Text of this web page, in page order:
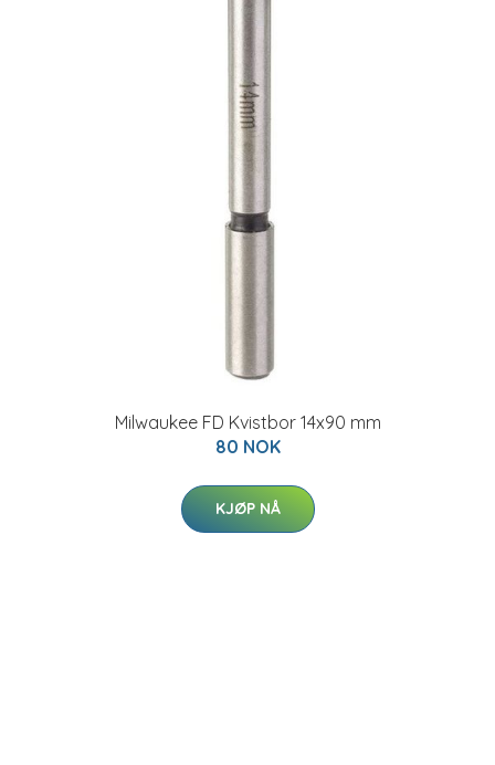
Milwaukee FD Kvistbor 14x90 mm
80 NOK
KJØP NÅ